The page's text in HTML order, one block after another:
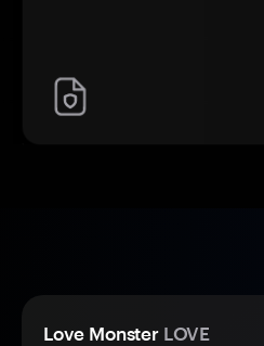
Love Monster LOVE